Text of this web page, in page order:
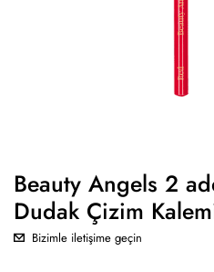
Beauty Angels 2
Dudak Çizim
Bizimle iletişime geçin